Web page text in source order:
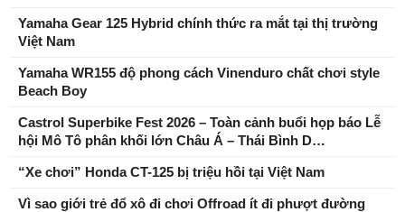
Yamaha Gear 125 Hybrid chính thức ra mắt tại thị trường
Việt Nam
Yamaha WR155 độ phong cách Vinenduro chất chơi style
Beach Boy
Castrol Superbike Fest 2026 – Toàn cảnh buổi họp báo Lễ
hội Mô Tô phân khối lớn Châu Á – Thái Bình D…
“Xe chơi” Honda CT-125 bị triệu hồi tại Việt Nam
Vì sao giới trẻ đổ xô đi chơi Offroad ít đi phượt đường